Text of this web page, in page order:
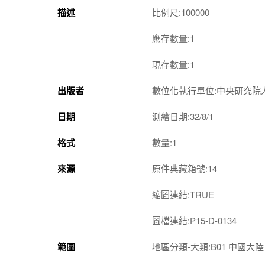
描述 比例尺:100000
應存數量:1
現存數量:1
出版者 數位化執行單位:中央研究
日期 測繪日期:32/8/1
格式 數量:1
來源 原件典藏箱號:14
縮圖連結:TRUE
圖檔連結:P15-D-0134
範圍 地區分類-大類:B01 中國大陸